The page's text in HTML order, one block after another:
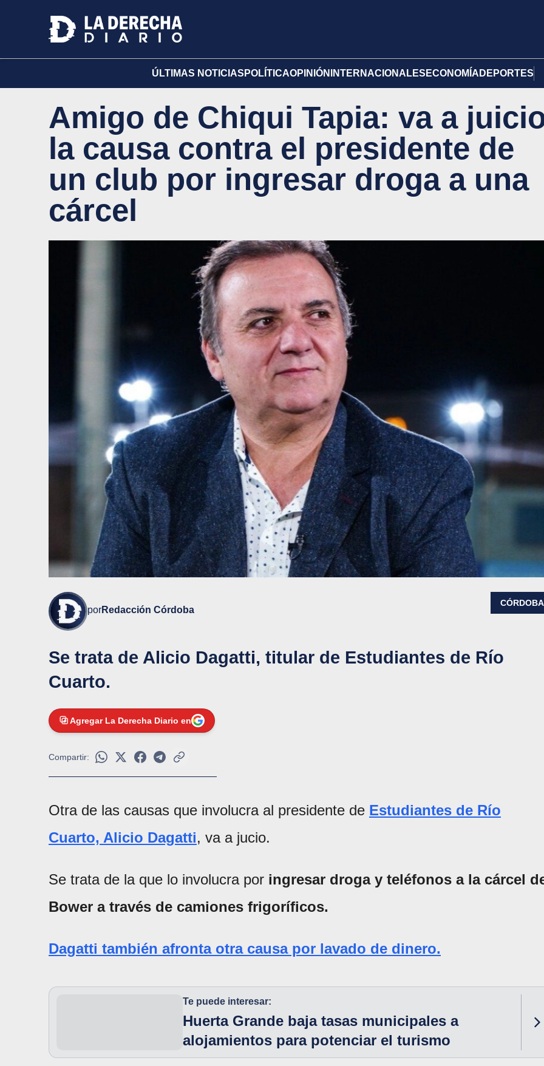
ÚLTIMAS NOTICIAS POLÍTICAOPINIÓN INTERNACIONALES ECONOMÍA DEPORTES
Amigo de Chiqui Tapia: va a
la causa contra el presidente de
un club por ingresar droga a una
cárcel
porRedacción Córdoba
CÓRDOBA
Se trata de Alicio Dagatti, titular de Estudiantes de Río
Cuarto.
Agregar La Derecha Diario en
Compartir:
Otra de las causas que involucra al presidente de Estudiantes de Río
Cuarto, Alicio Dagatti, va a jucio.
Se trata de la que lo involucra por ingresar droga y teléfonos a la cárcel
Bower a través de camiones frigoríficos.
Dagatti también afronta otra causa por lavado de dinero.
Te puede interesar:
Huerta Grande baja tasas municipales a
alojamientos para potenciar el turismo